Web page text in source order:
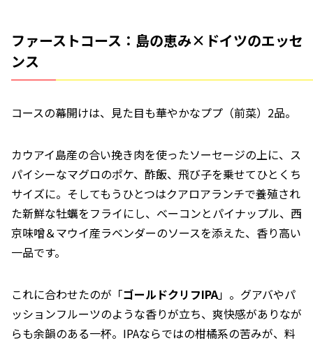
ファーストコース：島の恵み×ドイツのエッセ
ンス
コースの幕開けは、見た目も華やかなププ（前菜）2品。
カウアイ島産の合い挽き肉を使ったソーセージの上に、ス
パイシーなマグロのポケ、酢飯、飛び子を乗せてひとくち
サイズに。そしてもうひとつはクアロアランチで養殖され
た新鮮な牡蠣をフライにし、ベーコンとパイナップル、西
京味噌＆マウイ産ラベンダーのソースを添えた、香り高い
一品です。
これに合わせたのが「ゴールドクリフIPA」。グアバやパ
ッションフルーツのような香りが立ち、爽快感がありなが
らも余韻のある一杯。IPAならではの柑橘系の苦みが、料